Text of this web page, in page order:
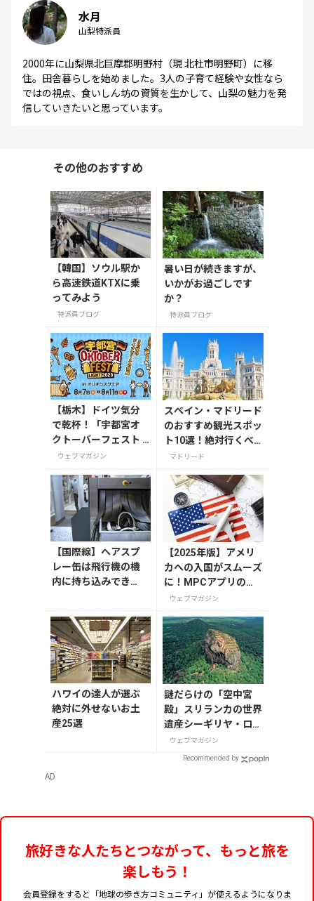
水月
山梨特派員
2000年に山梨県北巨摩郡明野村（現 北杜市明野町）に移
住。田舎暮らしを始めました。3人の子育て経験や女性なら
ではの視点、食いしん坊の資質を生かして、山梨の魅力を発
信していきたいと思っています。
その他のおすすめ
【韓国】ソウル駅か
ら高速鉄道KTXに乗
ってみよう
特派員ブログ
暑い日が続きますが、
いかがお過ごしです
か？
特派員ブログ
【栃木】ドイツ気分
で乾杯！「宇都宮オ
クトーバーフェスト L
ight 2026」が8月7日
ウェブマガジン
スペイン・マドリード
のおすすめ観光スポッ
ト10選！絶対行くべ
き名所を紹介
マドリード
【国際線】ヘアスプ
レー缶は飛行機の機
内に持ち込みでき
【2025年版】アメリ
カへの入国がスムーズ
に！MPCアプリの登
録方法や使い方を解説
ウェブマガジン
ハワイの達人が選ぶ
絶対に外せないお土
産25選
謎だらけの「空中宮
殿」スリランカの世界
遺産シーギリヤ・ロッ
ク登頂に挑戦！
ウェブマガジン
Recommended by
AD
旅好きな人たちとつながって、もっと旅を
楽しもう！
会員登録をすると「地球の歩き方コミュニティ」が使えるようになりま